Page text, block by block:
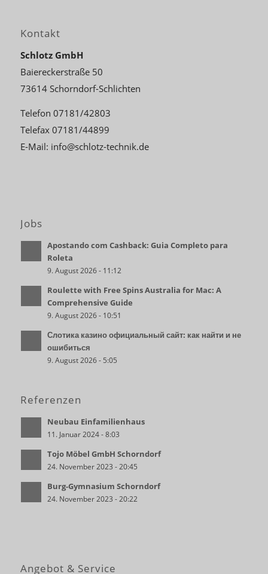
Kontakt
Schlotz GmbH
Baiereckerstraße 50
73614 Schorndorf-Schlichten
Telefon 07181/42803
Telefax 07181/44899
E-Mail: info@schlotz-technik.de
Jobs
Apostando com Cashback: Guia Completo para
Roleta
9. August 2026 - 11:12
Roulette with Free Spins Australia for Mac: A
Comprehensive Guide
9. August 2026 - 10:51
Слотика казино официальный сайт: как найти и не
ошибиться
9. August 2026 - 5:05
Referenzen
Neubau Einfamilienhaus
11. Januar 2024 - 8:03
Tojo Möbel GmbH Schorndorf
24. November 2023 - 20:45
Burg-Gymnasium Schorndorf
24. November 2023 - 20:22
Angebot & Service